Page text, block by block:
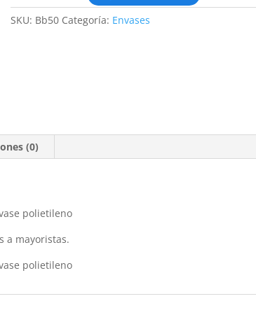
SKU: Bb50 Categoría: Envases
(0)
polietileno
a mayoristas.
polietileno